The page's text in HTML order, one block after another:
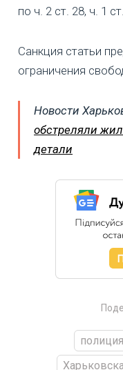
по ч. 2 ст. 28, ч. 1
Санкция статьи
ограничения
Новости
обстреляли
детали